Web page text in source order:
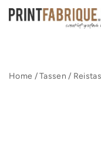
naar
Home /Tassen /